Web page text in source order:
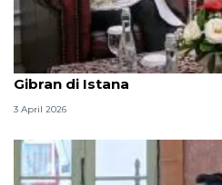
Seskab Teddy silaturahmi
Gibran di Istana
3 April 2026